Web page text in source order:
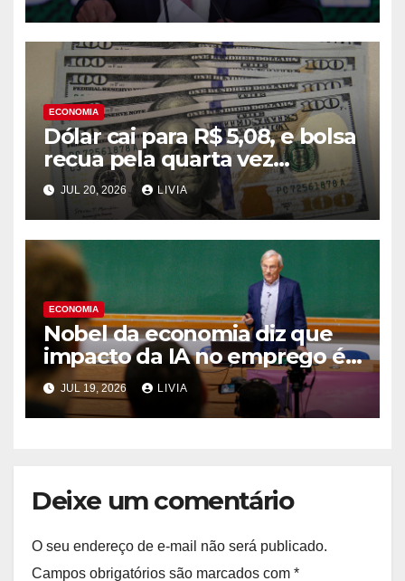
ECONOMIA
Dólar cai para R$ 5,08, e bolsa
recua pela quarta vez
consecutiva
JUL 20, 2026 LIVIA
ECONOMIA
Nobel da economia diz que
impacto da IA no emprego é
superestimado
JUL 19, 2026 LIVIA
Deixe um comentário
O seu endereço de e-mail não será publicado.
Campos obrigatórios são marcados com *